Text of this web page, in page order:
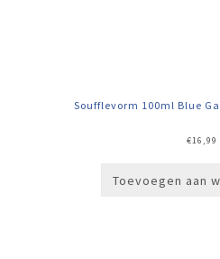
Soufflevorm 100ml Blue
€16,99
Toevoegen aan